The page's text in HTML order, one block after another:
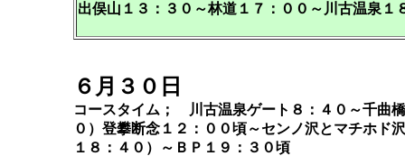
出俣山１３：３０～林道１７：００～川古温泉１
６月３０日
コースタイム； 川古温泉ゲート８：４０～千曲
０）登攀断念１２：００頃～センノ沢とマチホド
１８：４０）～ＢＰ１９：３０頃